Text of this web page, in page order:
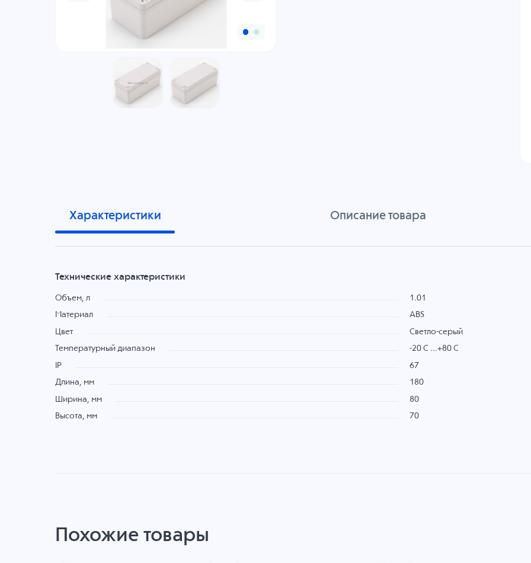
Характеристики Описание товара
Технические характеристики
Объем, л 1.01
Материал ABS
Цвет Светло-серый
Температурный диапазон -20 C ...+80 C
IP 67
Длина, мм 180
Ширина, мм 80
Высота, мм 70
Похожие товары